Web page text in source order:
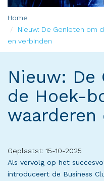
Home
Nieuw: De Genieten om
en verbinden
Nieuw: De
de Hoek-
waarderen
Geplaatst: 15-10-2025
Als vervolg op het
introduceert de Business